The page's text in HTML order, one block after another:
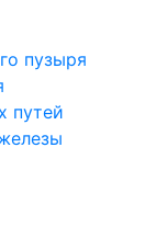
пузыря
путей